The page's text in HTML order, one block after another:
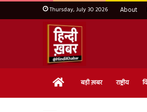
Thursday, July 30 2026 About
Home बड़ी ख़बर राष्ट्रीय